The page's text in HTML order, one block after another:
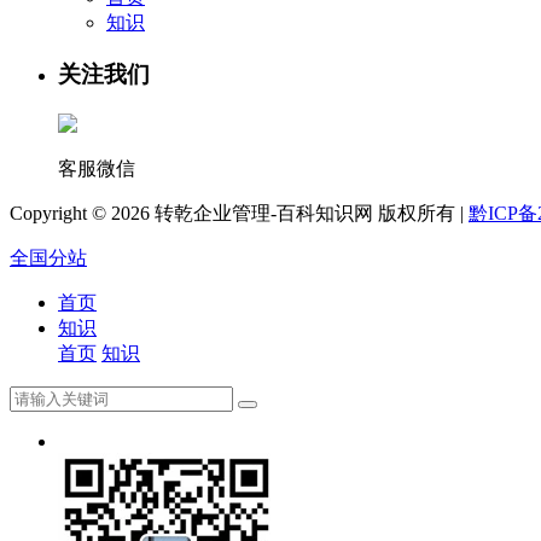
知识
关注我们
客服微信
Copyright © 2026 转乾企业管理-百科知识网 版权所有 | 黔ICP备
全国分站
首页
知识
首页 知识